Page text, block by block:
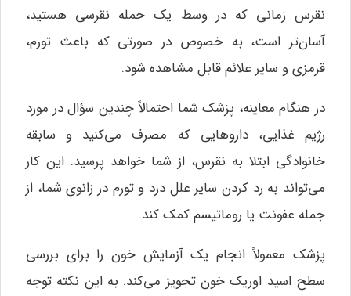
نقرس زمانی که در وسط یک حمله نقرسی هستید،
آسان‌تر است، به خصوص در صورتی که باعث تورم،
قرمزی و سایر علائم قابل مشاهده شود.
در هنگام معاینه، پزشک شما احتمالاً چندین سؤال در مورد
رژیم غذایی، داروهایی که مصرف می‌کنید و سابقه
خانوادگی ابتلا به نقرس، از شما خواهد پرسید. این کار
می‌تواند به رد کردن سایر علل درد و تورم در زانوی شما، از
جمله عفونت یا روماتیسم کمک کند.
پزشک معمولاً انجام یک آزمایش خون را برای بررسی
سطح اسید اوریک خون تجویز می‌کند. به این نکته توجه